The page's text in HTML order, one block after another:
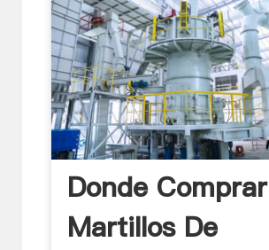
Donde Comprar
Martillos De